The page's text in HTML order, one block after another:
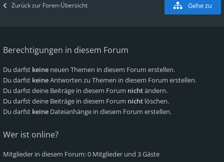
Zurück zur Foren-Übersicht Gehe zu
Berechtigungen in diesem Forum
Du darfst keine neuen Themen in diesem Forum erstellen.
Du darfst keineAntworten zu Themen in diesem Forum erstellen.
Du darfst deine Beiträge in diesem Forum nichtändern.
Du darfst deine Beiträge in diesem Forum nicht löschen.
Du darfst keine Dateianhänge in diesem Forum erstellen.
Wer ist online?
Mitglieder in diesem Forum: 0 Mitglieder und 3 Gäste